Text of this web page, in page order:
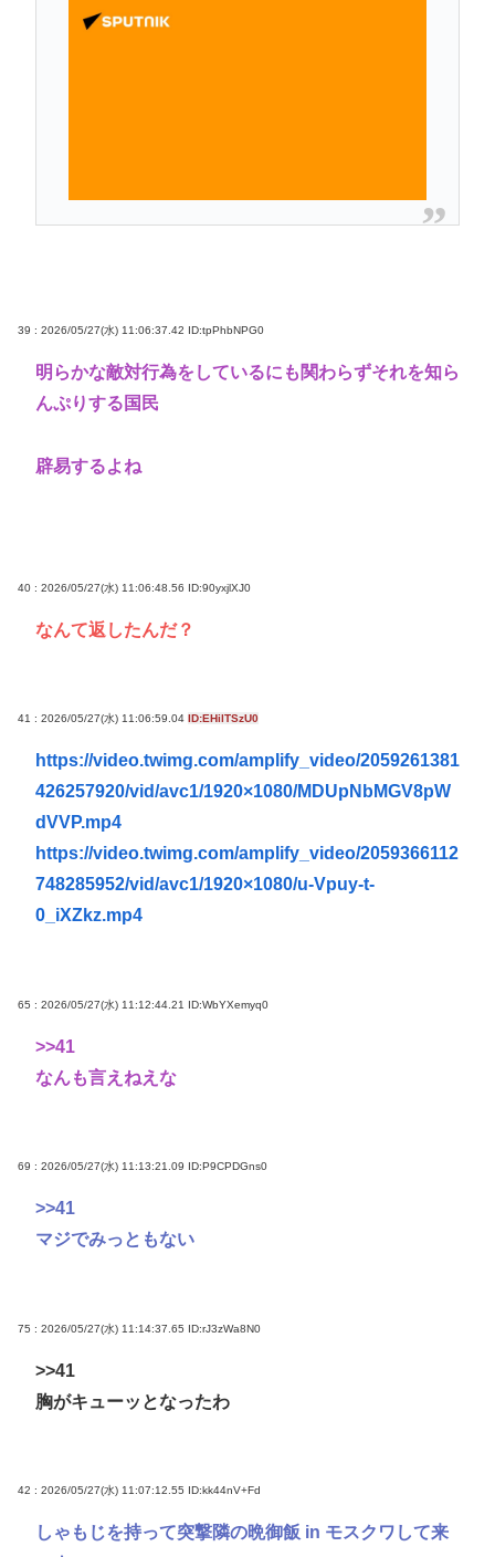
39 : 2026/05/27(水) 11:06:37.42 ID:tpPhbNPG0
明らかな敵対行為をしているにも関わらずそれを知ら
んぷりする国民
辟易するよね
40 : 2026/05/27(水) 11:06:48.56 ID:90yxjlXJ0
なんて返したんだ？
41 : 2026/05/27(水) 11:06:59.04 ID:EHilTSzU0
https://video.twimg.com/amplify_video/2059261381
426257920/vid/avc1/1920×1080/MDUpNbMGV8pW
dVVP.mp4
https://video.twimg.com/amplify_video/2059366112
748285952/vid/avc1/1920×1080/u-Vpuy-t-
0_iXZkz.mp4
65 : 2026/05/27(水) 11:12:44.21 ID:WbYXemyq0
>>41
なんも言えねえな
69 : 2026/05/27(水) 11:13:21.09 ID:P9CPDGns0
>>41
マジでみっともない
75 : 2026/05/27(水) 11:14:37.65 ID:rJ3zWa8N0
>>41
胸がキューッとなったわ
42 : 2026/05/27(水) 11:07:12.55 ID:kk44nV+Fd
しゃもじを持って突撃隣の晩御飯 in モスクワして来